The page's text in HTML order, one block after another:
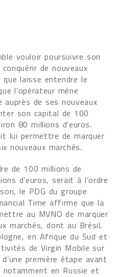
vouloir poursuivre son
de nouveaux
que laisse entendre le
l’opérateur mène
auprès de ses nouveaux
son capital de 100
80 millions d’euros.
lui permettre de marquer
nouveaux marchés.
de 100 millions de
d’euros, serait à l’ordre
le PDG du groupe
Time affirme que la
au MVNO de marquer
marchés, dont au Brésil,
en Afrique du Sud et
de Virgin Mobile sur
première étape avant
en Russie et